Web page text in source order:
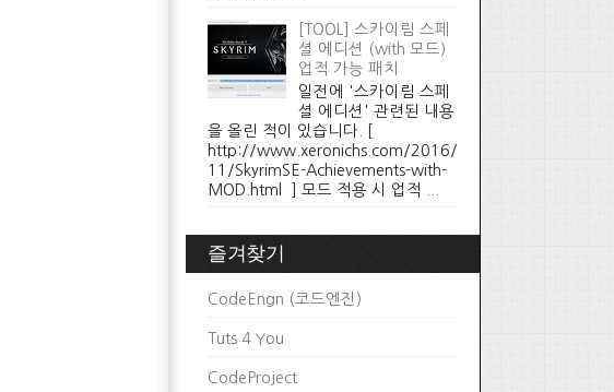
[TOOL] 스카이림 스페
셜 에디션 (with 모드)
업적 가능 패치
일전에 '스카이림 스페
셜 에디션' 관련된 내용
을 올린 적이 있습니다. [
http://www.xeronichs.com/2016/
11/SkyrimSE-Achievements-with-
MOD.html ] 모드 적용 시 업적 ...
즐겨찾기
CodeEngn (코드엔진)
Tuts 4 You
CodeProject